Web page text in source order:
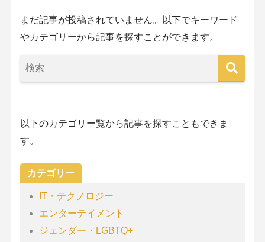
まだ記事が投稿されていません。以下でキーワード
やカテゴリーから記事を探すことができます。
以下のカテゴリー覧から記事を探すこともできま
す。
カテゴリー
IT・テクノロジー
エンターテイメント
ジェンダー・LGBTQ+